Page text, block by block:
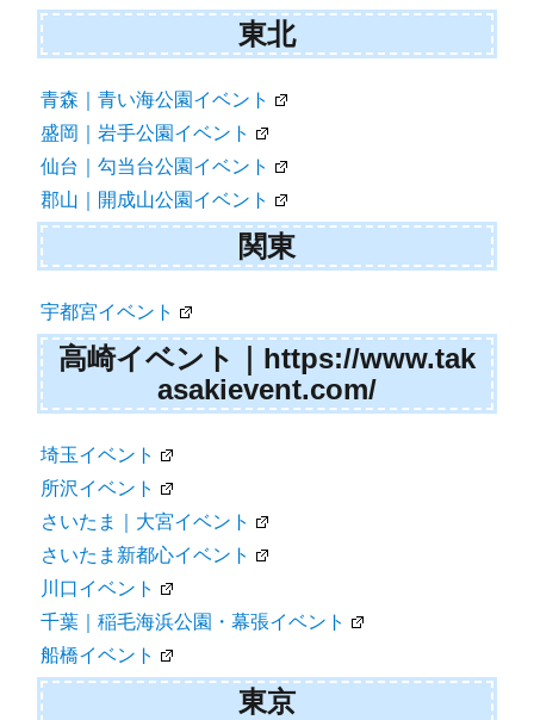
東北
青森｜青い海公園イベント
盛岡｜岩手公園イベント
仙台｜勾当台公園イベント
郡山｜開成山公園イベント
関東
宇都宮イベント
高崎イベント｜https://www.tak
asakievent.com/
埼玉イベント
所沢イベント
さいたま｜大宮イベント
さいたま新都心イベント
川口イベント
千葉｜稲毛海浜公園・幕張イベント
船橋イベント
東京